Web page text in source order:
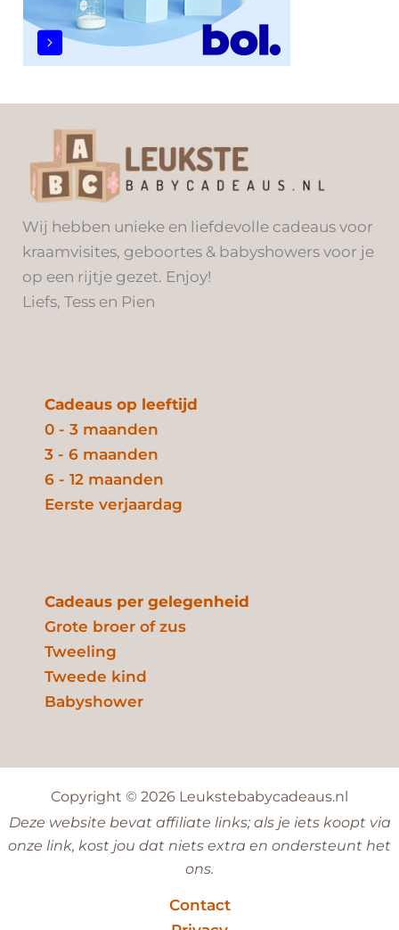
Wij hebben unieke en liefdevolle cadeaus voor
kraamvisites, geboortes & babyshowers voor je
op een rijtje gezet. Enjoy!
Liefs, Tess en Pien
Cadeaus op leeftijd
0 - 3 maanden
3 - 6 maanden
6 - 12 maanden
Eerste verjaardag
Cadeaus per gelegenheid
Grote broer of zus
Tweeling
Tweede kind
Babyshower
Copyright © 2026 Leukstebabycadeaus.nl
Deze website bevat affiliate links; als je iets koopt via
onze link, kost jou dat niets extra en ondersteunt het
ons.
Contact